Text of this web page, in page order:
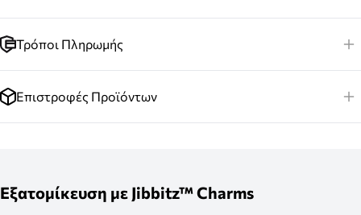
Τρόποι Πληρωμής
Επιστροφές Προϊόντων
Εξατομίκευση με Jibbitz™ Charms